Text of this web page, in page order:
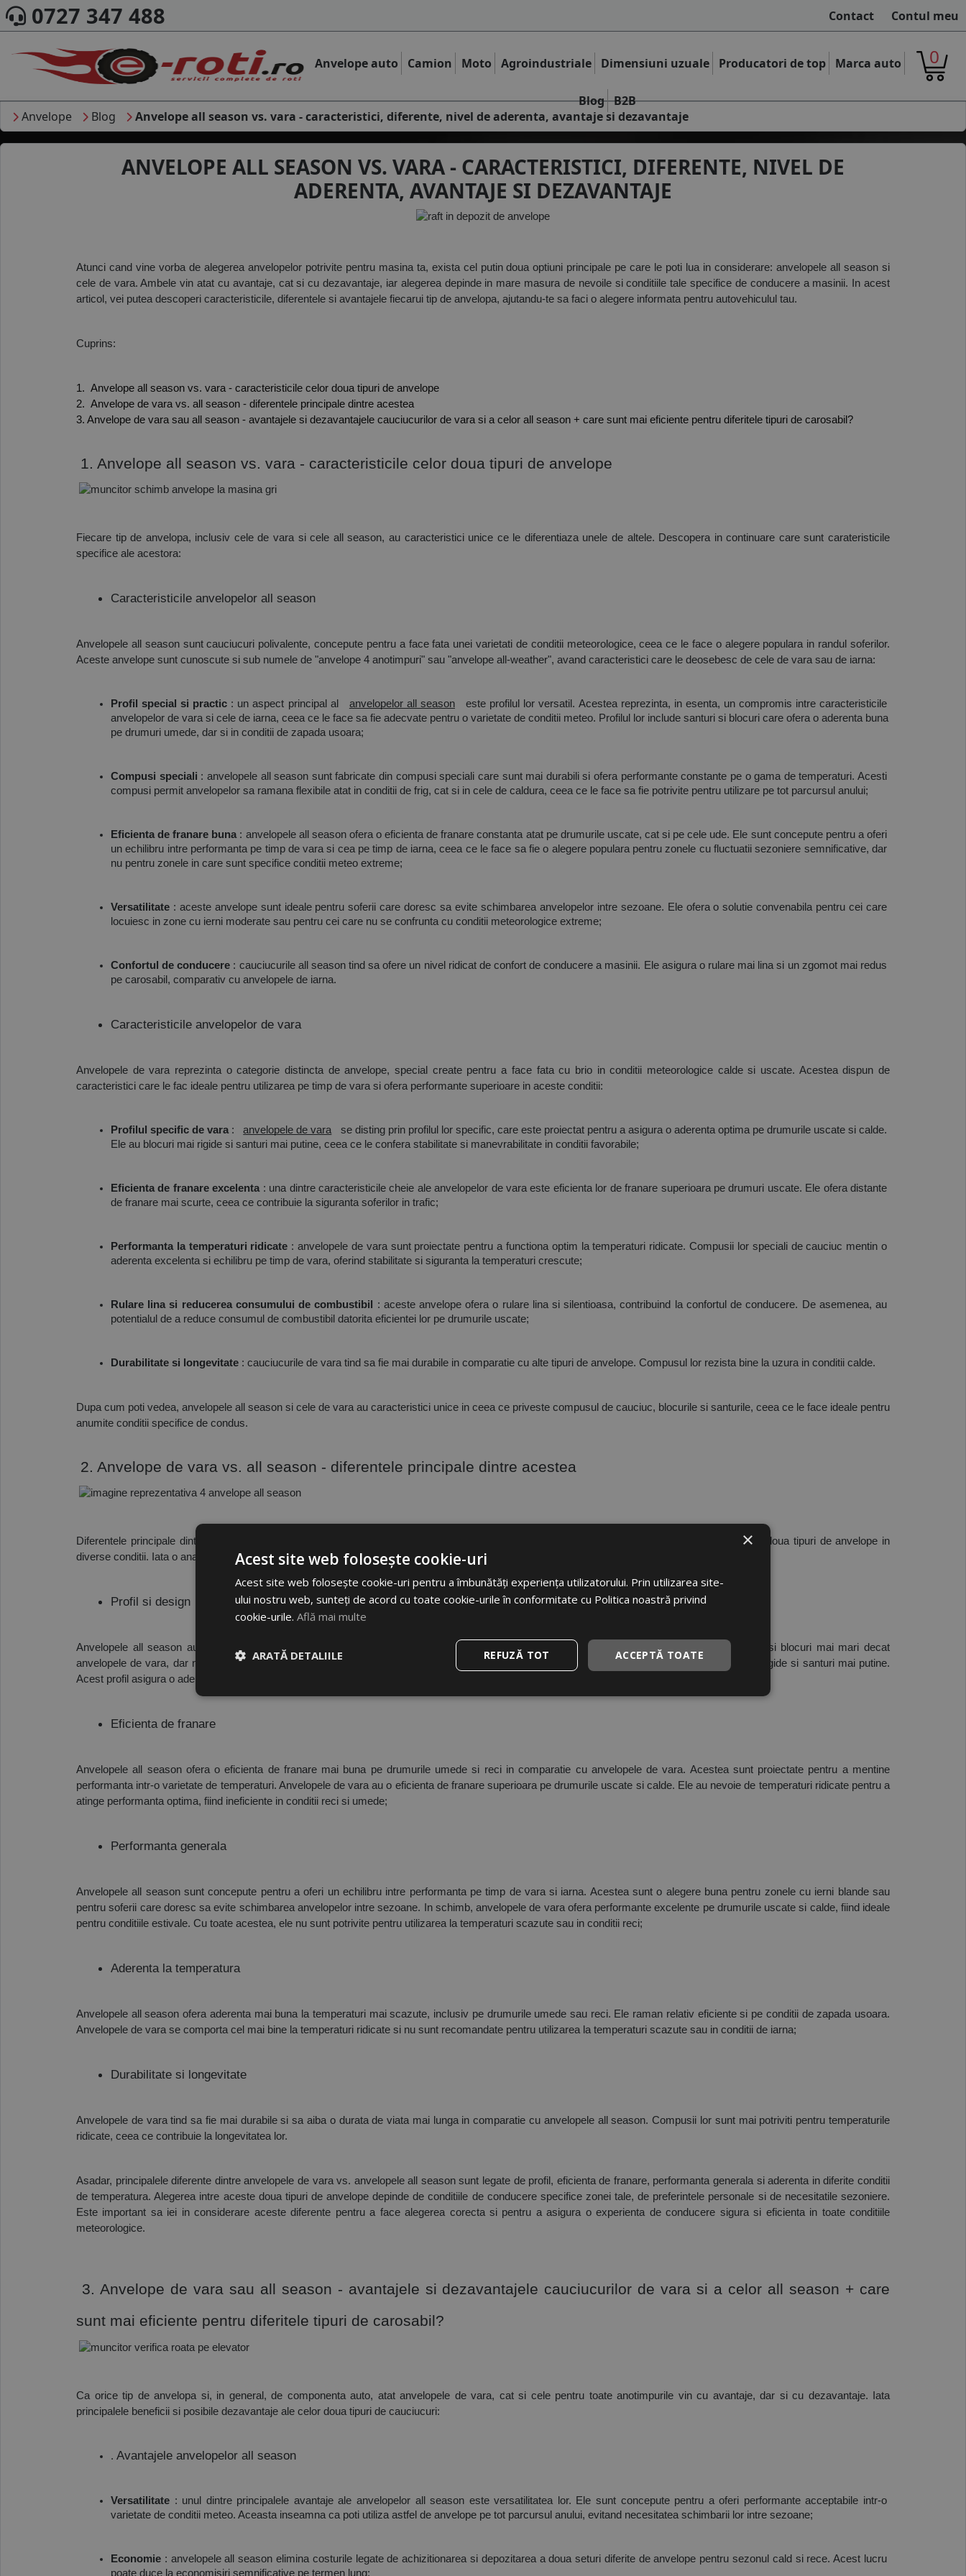
0727 347 488 Contact Contul meu
Anvelope auto Camion Moto Agroindustriale Dimensiuni uzuale Producatori de top Marca auto
Blog B2B
0
Anvelope Blog Anvelope all season vs. vara - caracteristici, diferente, nivel de aderenta, avantaje si dezavantaje
ANVELOPE ALL SEASON VS. VARA - CARACTERISTICI, DIFERENTE, NIVEL DE
ADERENTA, AVANTAJE SI DEZAVANTAJE
Atunci cand vine vorba de alegerea anvelopelor potrivite pentru masina ta, exista cel putin doua optiuni principale pe care le poti lua in considerare: anvelopele all season si
cele de vara. Ambele vin atat cu avantaje, cat si cu dezavantaje, iar alegerea depinde in mare masura de nevoile si conditiile tale specifice de conducere a masinii. In acest
articol, vei putea descoperi caracteristicile, diferentele si avantajele fiecarui tip de anvelopa, ajutandu-te sa faci o alegere informata pentru autovehiculul tau.
Cuprins:
1.  Anvelope all season vs. vara - caracteristicile celor doua tipuri de anvelope
2.  Anvelope de vara vs. all season - diferentele principale dintre acestea
3. Anvelope de vara sau all season - avantajele si dezavantajele cauciucurilor de vara si a celor all season + care sunt mai eficiente pentru diferitele tipuri de carosabil?
1. Anvelope all season vs. vara - caracteristicile celor doua tipuri de anvelope
Fiecare tip de anvelopa, inclusiv cele de vara si cele all season, au caracteristici unice ce le diferentiaza unele de altele. Descopera in continuare care sunt carateristicile
specifice ale acestora:
Caracteristicile anvelopelor all season
Anvelopele all season sunt cauciucuri polivalente, concepute pentru a face fata unei varietati de conditii meteorologice, ceea ce le face o alegere populara in randul soferilor.
Aceste anvelope sunt cunoscute si sub numele de "anvelope 4 anotimpuri" sau "anvelope all-weather", avand caracteristici care le deosebesc de cele de vara sau de iarna:
Profil special si practic : un aspect principal al anvelopelor all season
este profilul lor versatil. Acestea reprezinta, in esenta, un compromis intre caracteristicile
anvelopelor de vara si cele de iarna, ceea ce le face sa fie adecvate pentru o varietate de conditii meteo. Profilul lor include santuri si blocuri care ofera o aderenta buna
pe drumuri umede, dar si in conditii de zapada usoara;
Compusi speciali : anvelopele all season sunt fabricate din compusi speciali care sunt mai durabili si ofera performante constante pe o gama de temperaturi. Acesti
compusi permit anvelopelor sa ramana flexibile atat in conditii de frig, cat si in cele de caldura, ceea ce le face sa fie potrivite pentru utilizare pe tot parcursul anului;
Eficienta de franare buna : anvelopele all season ofera o eficienta de franare constanta atat pe drumurile uscate, cat si pe cele ude. Ele sunt concepute pentru a oferi
un echilibru intre performanta pe timp de vara si cea pe timp de iarna, ceea ce le face sa fie o alegere populara pentru zonele cu fluctuatii sezoniere semnificative, dar
nu pentru zonele in care sunt specifice conditii meteo extreme;
Versatilitate : aceste anvelope sunt ideale pentru soferii care doresc sa evite schimbarea anvelopelor intre sezoane. Ele ofera o solutie convenabila pentru cei care
locuiesc in zone cu ierni moderate sau pentru cei care nu se confrunta cu conditii meteorologice extreme;
Confortul de conducere : cauciucurile all season tind sa ofere un nivel ridicat de confort de conducere a masinii. Ele asigura o rulare mai lina si un zgomot mai redus
pe carosabil, comparativ cu anvelopele de iarna.
Caracteristicile anvelopelor de vara
Anvelopele de vara reprezinta o categorie distincta de anvelope, special create pentru a face fata cu brio in conditii meteorologice calde si uscate. Acestea dispun de
caracteristici care le fac ideale pentru utilizarea pe timp de vara si ofera performante superioare in aceste conditii:
Profilul specific de vara : anvelopele de vara
se disting prin profilul lor specific, care este proiectat pentru a asigura o aderenta optima pe drumurile uscate si calde.
Ele au blocuri mai rigide si santuri mai putine, ceea ce le confera stabilitate si manevrabilitate in conditii favorabile;
Eficienta de franare excelenta : una dintre caracteristicile cheie ale anvelopelor de vara este eficienta lor de franare superioara pe drumuri uscate. Ele ofera distante
de franare mai scurte, ceea ce contribuie la siguranta soferilor in trafic;
Performanta la temperaturi ridicate : anvelopele de vara sunt proiectate pentru a functiona optim la temperaturi ridicate. Compusii lor speciali de cauciuc mentin o
aderenta excelenta si echilibru pe timp de vara, oferind stabilitate si siguranta la temperaturi crescute;
Rulare lina si reducerea consumului de combustibil
: aceste anvelope ofera o rulare lina si silentioasa, contribuind la confortul de conducere. De asemenea, au
potentialul de a reduce consumul de combustibil datorita eficientei lor pe drumurile uscate;
Durabilitate si longevitate : cauciucurile de vara tind sa fie mai durabile in comparatie cu alte tipuri de anvelope. Compusul lor rezista bine la uzura in conditii calde.
Dupa cum poti vedea, anvelopele all season si cele de vara au caracteristici unice in ceea ce priveste compusul de cauciuc, blocurile si santurile, ceea ce le face ideale pentru
anumite conditii specifice de condus.
2. Anvelope de vara vs. all season - diferentele principale dintre acestea
Diferentele principale dintre anvelopelele all season si cele de vara sunt importante si au un impact semnificativ asupra performantelor acestor doua tipuri de anvelope in
diverse conditii. Iata o analiza mai detaliata a acestora:
Profil si design
Anvelopele all season au un profil hibrid, care reprezinta un echilibru intre caracteristicile anvelopelor de vara si cele de iarna. Ele au santuri si blocuri mai mari decat
anvelopele de vara, dar nu la fel de agresive precum cele de iarna. Anvelopele de vara au un profil specific pentru sezonul cald, cu blocuri mai rigide si santuri mai putine.
Acest profil asigura o aderenta optima pe drumurile uscate si calde;
Eficienta de franare
Anvelopele all season ofera o eficienta de franare mai buna pe drumurile umede si reci in comparatie cu anvelopele de vara. Acestea sunt proiectate pentru a mentine
performanta intr-o varietate de temperaturi. Anvelopele de vara au o eficienta de franare superioara pe drumurile uscate si calde. Ele au nevoie de temperaturi ridicate pentru a
atinge performanta optima, fiind ineficiente in conditii reci si umede;
Performanta generala
Anvelopele all season sunt concepute pentru a oferi un echilibru intre performanta pe timp de vara si iarna. Acestea sunt o alegere buna pentru zonele cu ierni blande sau
pentru soferii care doresc sa evite schimbarea anvelopelor intre sezoane. In schimb, anvelopele de vara ofera performante excelente pe drumurile uscate si calde, fiind ideale
pentru conditiile estivale. Cu toate acestea, ele nu sunt potrivite pentru utilizarea la temperaturi scazute sau in conditii reci;
Aderenta la temperatura
Anvelopele all season ofera aderenta mai buna la temperaturi mai scazute, inclusiv pe drumurile umede sau reci. Ele raman relativ eficiente si pe conditii de zapada usoara.
Anvelopele de vara se comporta cel mai bine la temperaturi ridicate si nu sunt recomandate pentru utilizarea la temperaturi scazute sau in conditii de iarna;
Durabilitate si longevitate
Anvelopele de vara tind sa fie mai durabile si sa aiba o durata de viata mai lunga in comparatie cu anvelopele all season. Compusii lor sunt mai potriviti pentru temperaturile
ridicate, ceea ce contribuie la longevitatea lor.
Asadar, principalele diferente dintre anvelopele de vara vs. anvelopele all season sunt legate de profil, eficienta de franare, performanta generala si aderenta in diferite conditii
de temperatura. Alegerea intre aceste doua tipuri de anvelope depinde de conditiile de conducere specifice zonei tale, de preferintele personale si de necesitatile sezoniere.
Este important sa iei in considerare aceste diferente pentru a face alegerea corecta si pentru a asigura o experienta de conducere sigura si eficienta in toate conditiile
meteorologice.
3. Anvelope de vara sau all season - avantajele si dezavantajele cauciucurilor de vara si a celor all season + care
sunt mai eficiente pentru diferitele tipuri de carosabil?
Ca orice tip de anvelopa si, in general, de componenta auto, atat anvelopele de vara, cat si cele pentru toate anotimpurile vin cu avantaje, dar si cu dezavantaje. Iata
principalele beneficii si posibile dezavantaje ale celor doua tipuri de cauciucuri:
. Avantajele anvelopelor all season
Versatilitate : unul dintre principalele avantaje ale anvelopelor all season este versatilitatea lor. Ele sunt concepute pentru a oferi performante acceptabile intr-o
varietate de conditii meteo. Aceasta inseamna ca poti utiliza astfel de anvelope pe tot parcursul anului, evitand necesitatea schimbarii lor intre sezoane;
Economie : anvelopele all season elimina costurile legate de achizitionarea si depozitarea a doua seturi diferite de anvelope pentru sezonul cald si rece. Acest lucru
poate duce la economisiri semnificative pe termen lung;
×
Acest site web folosește cookie-uri
Acest site web folosește cookie-uri pentru a îmbunătăți experiența utilizatorului. Prin utilizarea site-
ului nostru web, sunteți de acord cu toate cookie-urile în conformitate cu Politica noastră privind
cookie-urile. Află mai multe
ACCEPTĂ TOATE
REFUZĂ TOT
ARATĂ DETALIILE